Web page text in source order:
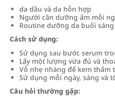
da dầu và da hỗn hợp
Người cần dưỡng ẩm mỗi
Routine dưỡng da buổi
Cách sử dụng:
Sử dụng sau bước serum
Lấy một lượng vừa đủ và
Vỗ nhẹ nhàng để kem thẩm
Sử dụng mỗi ngày, sáng và
Câu hỏi thường gặp: